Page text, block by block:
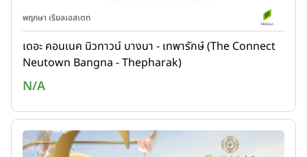
พฤกษา เรียลเอสเตท
เดอะ คอนเนค นิวทาวน์ บางนา - เทพารักษ์ (The Connect
Neutown Bangna - Thepharak)
N/A